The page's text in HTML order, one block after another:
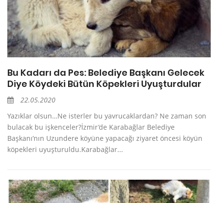
Bu Kadarı da Pes: Belediye Başkanı Gelecek
Diye Köydeki Bütün Köpekleri Uyuşturdular
22.05.2020
Yazıklar olsun…Ne isterler bu yavrucaklardan? Ne zaman son
bulacak bu işkenceler?İzmir’de Karabağlar Belediye
Başkanı’nın Uzundere köyüne yapacağı ziyaret öncesi köyün
köpekleri uyuşturuldu.Karabağlar...